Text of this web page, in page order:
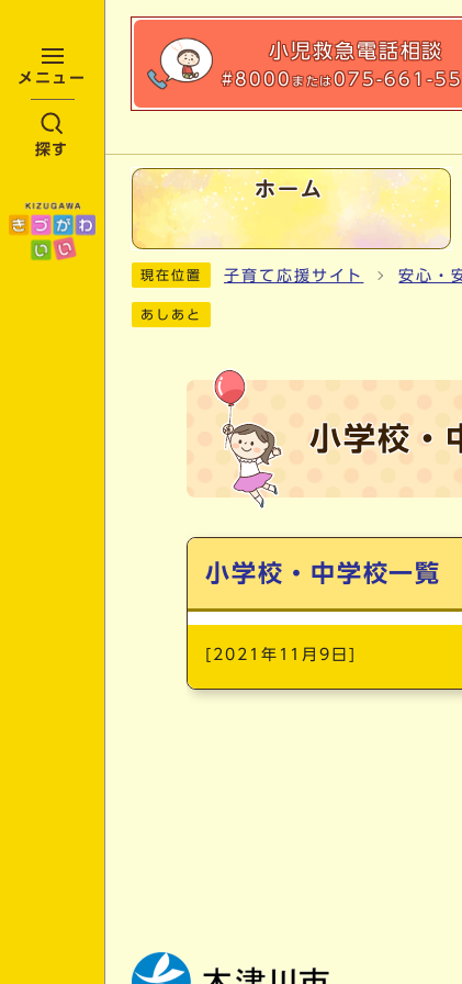
メニュー
探す
小児救急電話相談
#8000または 075-661-
ホーム
ここから本文です
現在位置 子育て応援サイト 安心・
あしあと
小学校・
メインメニュー
小学校・中学校一覧
[2021年11月9日]